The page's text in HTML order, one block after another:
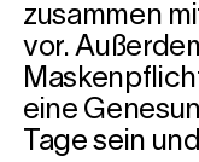
zusammen
vor.
eine
Tage sein